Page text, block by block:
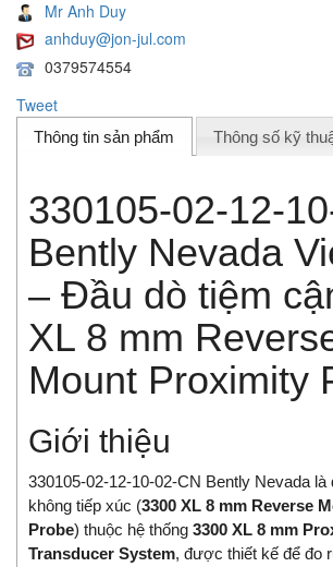
Mr Anh Duy
anhduy@jon-jul.com
0379574554
Tweet
Thông tin sản phẩm Thông số kỹ
330105-02-12-
Bently Nevada
– Đầu dò tiệm
XL 8 mm
Mount Proximity
Giới thiệu
330105-02-12-10-02-CN Bently Nevada là
không tiếp xúc (3300 XL 8 mm Reverse
Probe) thuộc hệ thống 3300 XL 8 mm
Transducer System, được thiết kế để đo